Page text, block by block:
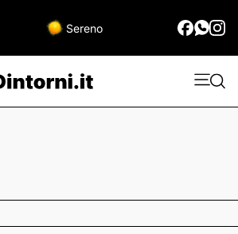
Sereno